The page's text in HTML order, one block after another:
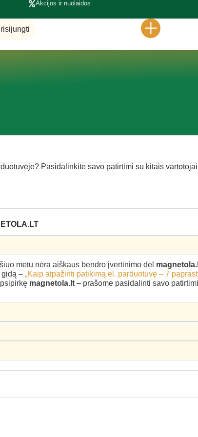
Akcijos ir nuolaidos
Pasidalinkite savo patirtimi su kitais
metu nėra aiškaus bendro įvertinimo dėl
gidą – „Kaip atpažinti patikimą el. parduotuvę – 7
magnetola.lt – prašome pasidalinti savo